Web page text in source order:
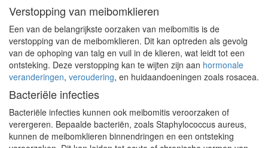
Verstopping van meibomklieren
Een van de belangrijkste oorzaken van meibomitis is de
verstopping van de meibomklieren. Dit kan optreden als gevolg
van de ophoping van talg en vuil in de klieren, wat leidt tot een
ontsteking. Deze verstopping kan te wijten zijn aan hormonale
veranderingen, veroudering, en huidaandoeningen zoals rosacea.
Bacteriële infecties
Bacteriële infecties kunnen ook meibomitis veroorzaken of
verergeren. Bepaalde bacteriën, zoals Staphylococcus aureus,
kunnen de meibomklieren binnendringen en een ontsteking